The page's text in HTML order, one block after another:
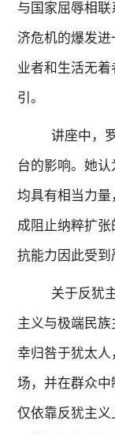
与国家屈辱相
济危机的爆发
业者和生活无
引。
讲座中，
台的影响。她
均具有相当力
成阻止纳粹扩
抗能力因此受到
关于反犹
主义与极端民
幸归咎于犹太
场，并在群众
仅依靠反犹主